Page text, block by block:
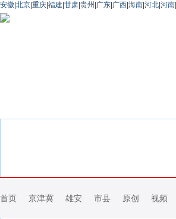
安徽 北京 重庆 福建 甘肃 贵州 广东 广西 海南 河北 河南
首页 京津冀 雄安 市县 原创 视频